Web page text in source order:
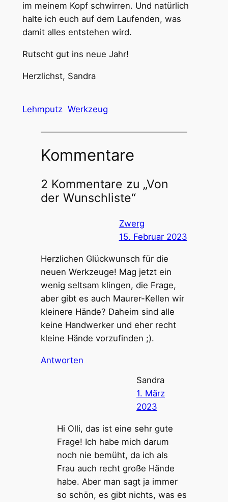
im meinem Kopf schwirren. Und natürlich
halte ich euch auf dem Laufenden, was
damit alles entstehen wird.
Rutscht gut ins neue Jahr!
Herzlichst, Sandra
Lehmputz Werkzeug
Kommentare
2 Kommentare zu „Von
der Wunschliste“
Zwerg
15. Februar 2023
Herzlichen Glückwunsch für die
neuen Werkzeuge! Mag jetzt ein
wenig seltsam klingen, die Frage,
aber gibt es auch Maurer-Kellen wir
kleinere Hände? Daheim sind alle
keine Handwerker und eher recht
kleine Hände vorzufinden ;).
Antworten
Sandra
1. März
2023
Hi Olli, das ist eine sehr gute
Frage! Ich habe mich darum
noch nie bemüht, da ich als
Frau auch recht große Hände
habe. Aber man sagt ja immer
so schön, es gibt nichts, was es